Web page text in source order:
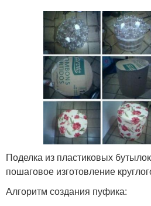
Поделка из пластиковых
пошаговое изготовление
Алгоритм создания пуфика: